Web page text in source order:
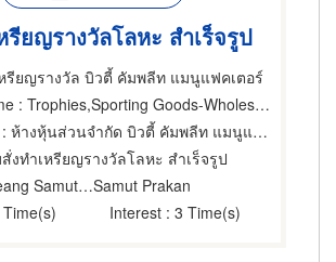
รียญรางวัลโลหะ สำเร็จรูป
รียญรางวัล บิวตี้ คัมพลีท แมนูแฟคเตอร์
: Trophies,Sporting Goods-Wholesale & Manufacturers,Gift Wares & Articles-Wholesale & Manufacturers
: ห้างหุ้นส่วนจำกัด บิวตี้ คัมพลีท แมนูแฟคเตอร์
งทำเหรียญรางวัลโลหะ สำเร็จรูป
Amphoe Mueang Samut PrakarnSamut Prakan
Interest : 3 Time(s)